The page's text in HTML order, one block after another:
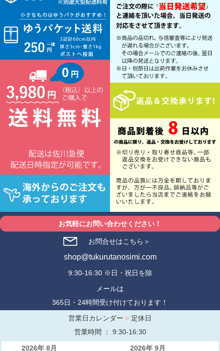
お気軽にお問い合わせください！
お問合せはこちら＞
shop@tukurutanosimi.com
9:30-16:30 ※日・祝日を除
メールは
365日・24時間受け付けております！
営業日カレンダー ■ 定休日
営業時間 ： 9:30-16:30
2026年 8月 2026年 9月